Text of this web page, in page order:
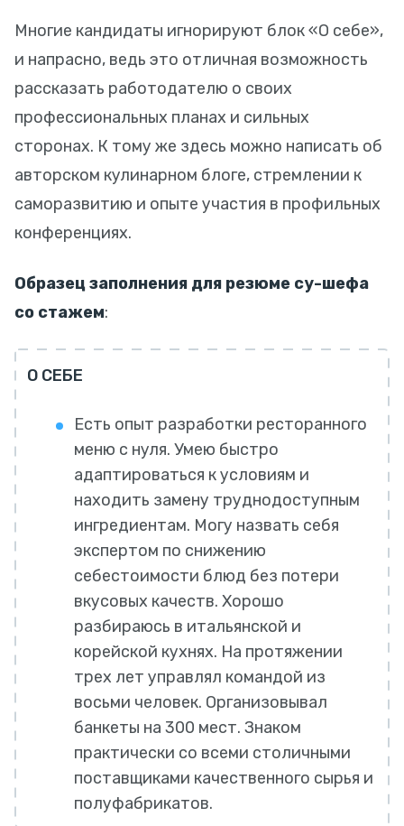
Многие кандидаты игнорируют блок «О себе»,
и напрасно, ведь это отличная возможность
рассказать работодателю о своих
профессиональных планах и сильных
сторонах. К тому же здесь можно написать об
авторском кулинарном блоге, стремлении к
саморазвитию и опыте участия в профильных
конференциях.
Образец заполнения для резюме су-шефа
со стажем:
О СЕБЕ
Есть опыт разработки ресторанного
меню с нуля. Умею быстро
адаптироваться к условиям и
находить замену труднодоступным
ингредиентам. Могу назвать себя
экспертом по снижению
себестоимости блюд без потери
вкусовых качеств. Хорошо
разбираюсь в итальянской и
корейской кухнях. На протяжении
трех лет управлял командой из
восьми человек. Организовывал
банкеты на 300 мест. Знаком
практически со всеми столичными
поставщиками качественного сырья и
полуфабрикатов.